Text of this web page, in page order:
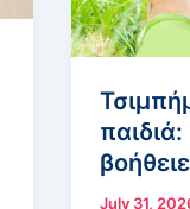
July 31,